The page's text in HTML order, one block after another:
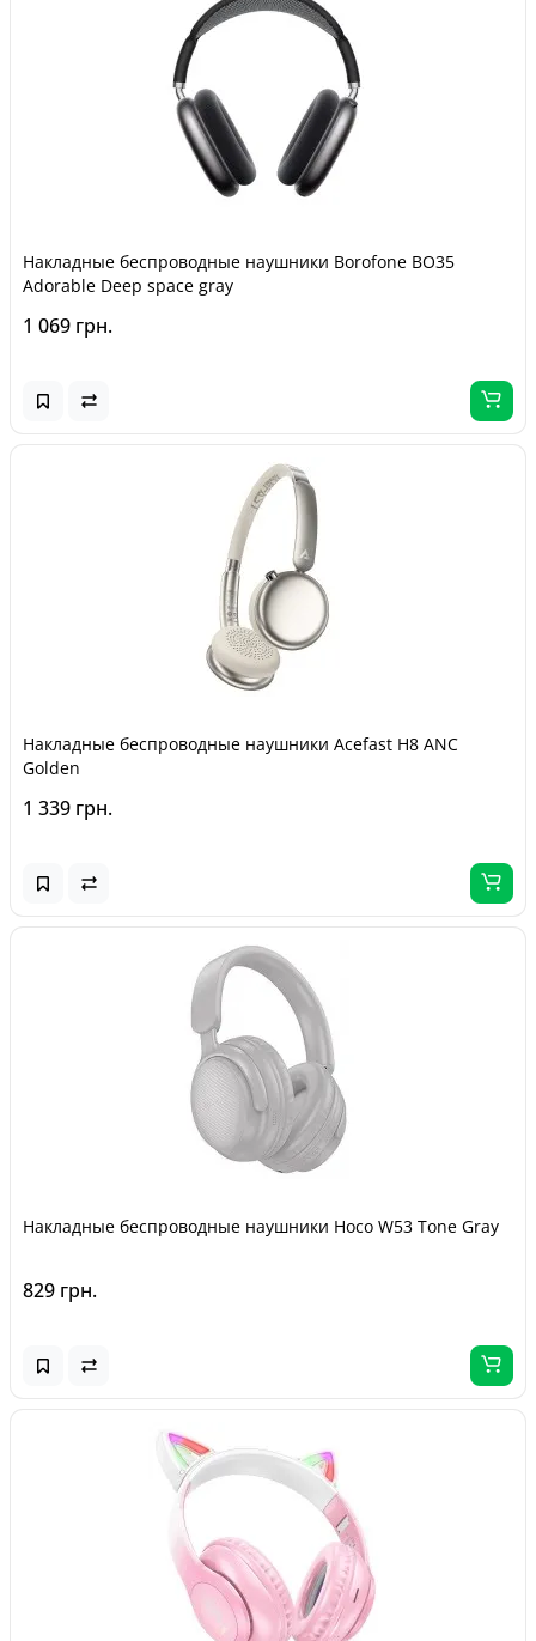
Накладные беспроводные наушники Borofone BO35
Adorable Deep space gray
1 069 грн.
Накладные беспроводные наушники Acefast H8 ANC
Golden
1 339 грн.
Накладные беспроводные наушники Hoco W53 Tone Gray
829 грн.